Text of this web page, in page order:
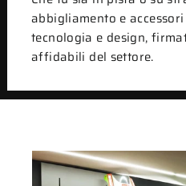
abbigliamento e
tecnologia e design,
affidabili del settore.